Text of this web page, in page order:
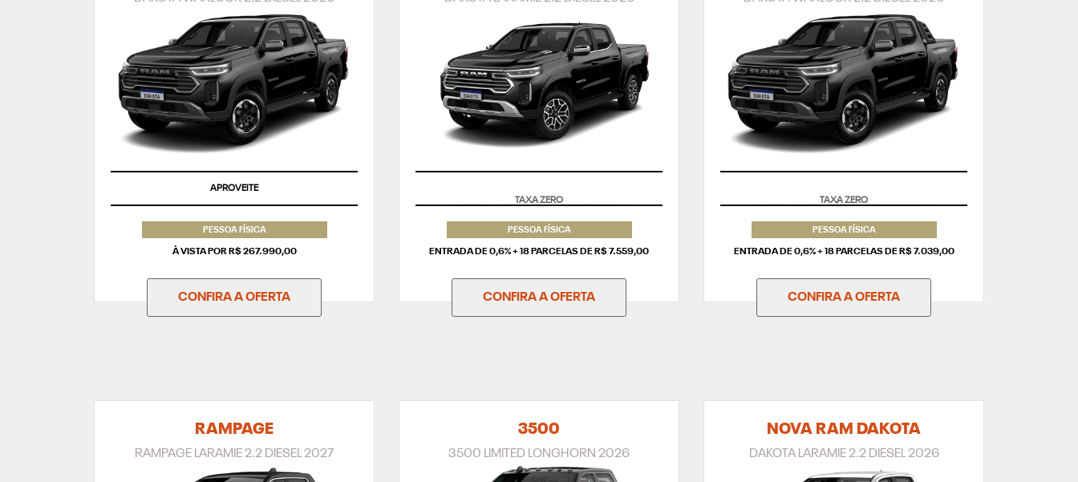
APROVEITE
PESSOA FÍSICA
À VISTA POR R$ 267.990,00
CONFIRA A OFERTA
PESSOA FÍSICA
ENTRADA DE 0,6% + 18 PARCELAS DE R$ 7.559,00
CONFIRA A OFERTA
PESSOA FÍSICA
ENTRADA DE 0,6% + 18 PARCELAS DE R$ 7.039,00
CONFIRA A OFERTA
RAMPAGE
RAMPAGE LARAMIE 2.2 DIESEL 2027
3500
3500 LIMITED LONGHORN 2026
NOVA RAM DAKOTA
DAKOTA LARAMIE 2.2 DIESEL 2026